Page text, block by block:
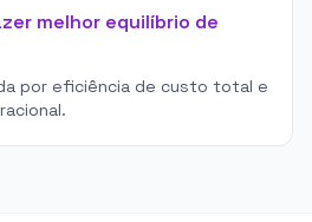
melhor equilíbrio de
por eficiência de custo total e